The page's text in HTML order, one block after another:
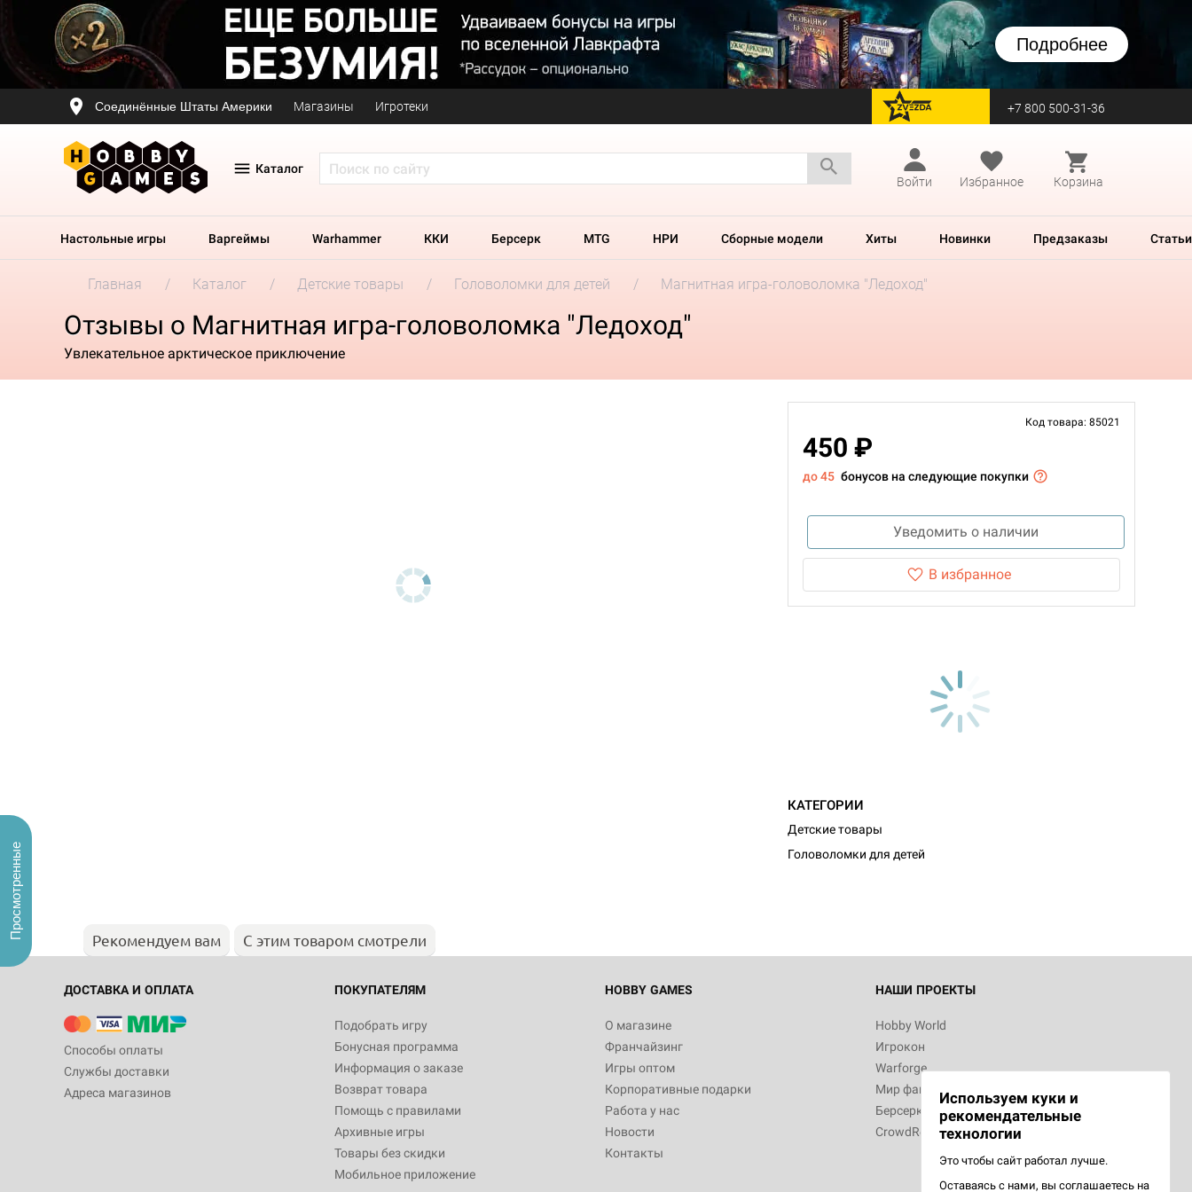
Подробнее
Соединённые Штаты Америки Магазины Игротеки перейти на Zvezda +7 800 500-31-36
Каталог
Войти
Избранное Корзина
Настольные игры Варгеймы Warhammer ККИ Берсерк MTG НРИ Сборные модели Хиты Новинки Предзаказы Статьи
Главная Каталог Детские товары Головоломки для детей Магнитная игра-головоломка "Ледоход"
Отзывы о Магнитная игра-головоломка "Ледоход"
Увлекательное арктическое приключение
Код товара: 85021
450 ₽
до 45 бонусов на следующие покупки
Уведомить о наличии
В избранное
КАТЕГОРИИ
Детские товары
Головоломки для детей
Рекомендуем вам С этим товаром смотрели
ДОСТАВКА И ОПЛАТА
Способы оплаты
Службы доставки
Адреса магазинов
ПОКУПАТЕЛЯМ
Подобрать игру
Бонусная программа
Информация о заказе
Возврат товара
Помощь с правилами
Архивные игры
Товары без скидки
Мобильное приложение
HOBBY GAMES
О магазине
Франчайзинг
Игры оптом
Корпоративные подарки
Работа у нас
Новости
Контакты
НАШИ ПРОЕКТЫ
Hobby World
Игрокон
Warforge
Мир фантастики
Берсерк
CrowdRepublic
Используем куки и
рекомендательные
технологии
Это чтобы сайт работал лучше.
Оставаясь с нами, вы соглашаетесь на
Просмотренные
Настольная игра Hobby World Монстры
Белая смерть
12 990
Настольная игра Hobby World Берсерк.
3 490